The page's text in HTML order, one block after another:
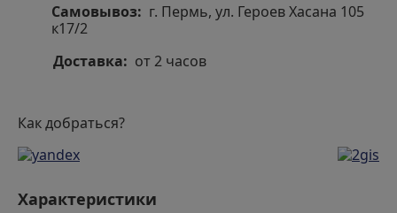
Самовывоз: г. Пермь, ул. Героев Хасана 105
к17/2
Доставка: от 2 часов
Как добраться?
Характеристики